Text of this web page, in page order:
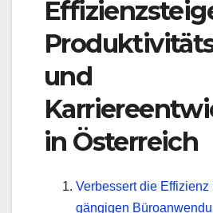
und
in Österreich
Verbessert die Effizienz
gängigen